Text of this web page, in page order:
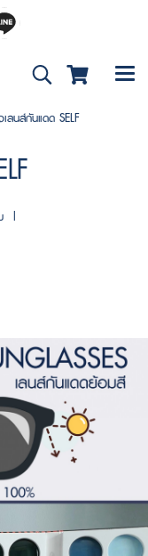
ลนส์กันแดด SELF
|